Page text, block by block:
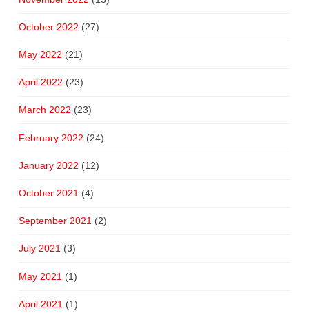
October 2022 (27)
May 2022 (21)
April 2022 (23)
March 2022 (23)
February 2022 (24)
January 2022 (12)
October 2021 (4)
September 2021 (2)
July 2021(3)
May 2021 (1)
April 2021 (1)